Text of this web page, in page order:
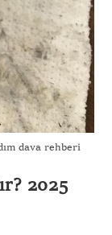
dava rehberi
2025